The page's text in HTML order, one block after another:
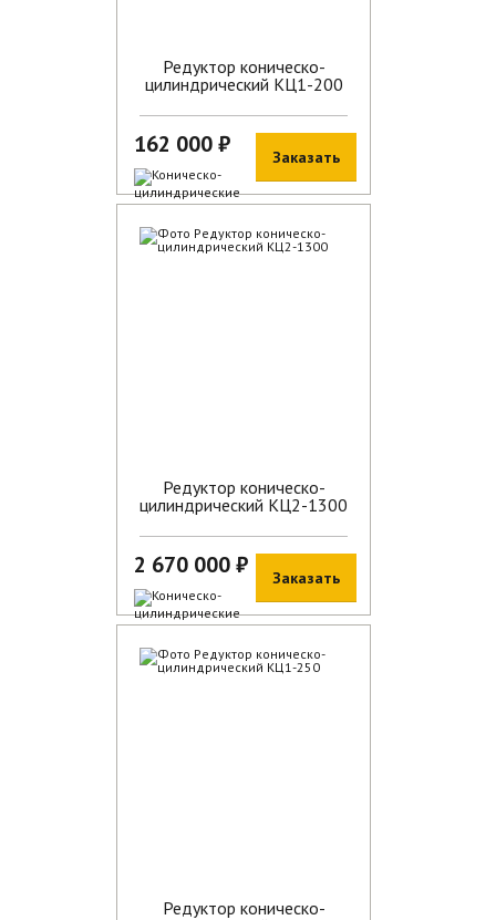
Редуктор коническо-
цилиндрический КЦ1-200
162 000 ₽
В наличии
Заказать
Редуктор коническо-
цилиндрический КЦ2-1300
2 670 000 ₽
В наличии
Заказать
Редуктор коническо-